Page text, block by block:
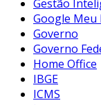
Gestão
Google Meu
Governo
Governo
Home Office
IBGE
ICMS